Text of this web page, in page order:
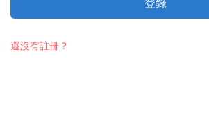
登錄
還沒有註冊？